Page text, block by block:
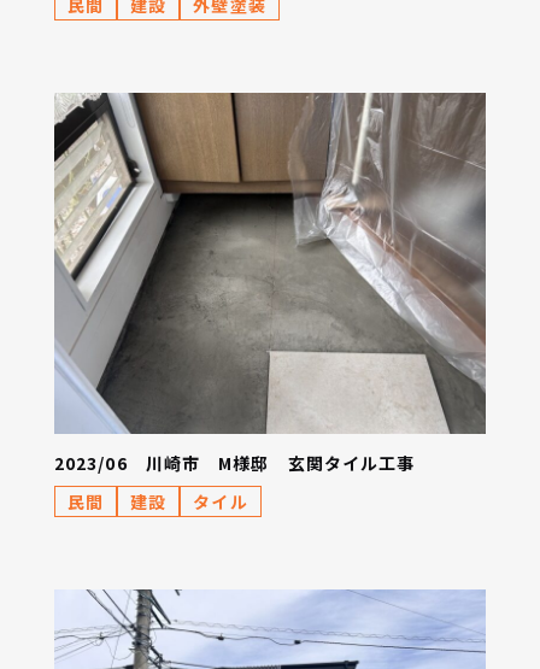
民間 建設 外壁塗装
2023/06 川崎市 M様邸 玄関タイル工事
民間
建設 タイル